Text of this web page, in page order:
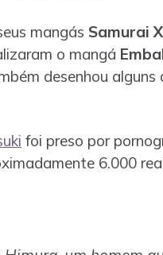
mangás Samurai X
o mangá
desenhou alguns
foi preso por
6.000